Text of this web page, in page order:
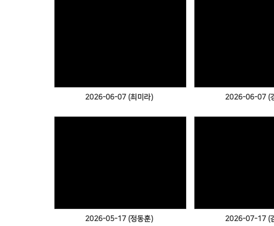
2026-06-07 (최미라) 2026-06-07 (
2026-05-17 (정동훈) 2026-07-17 (